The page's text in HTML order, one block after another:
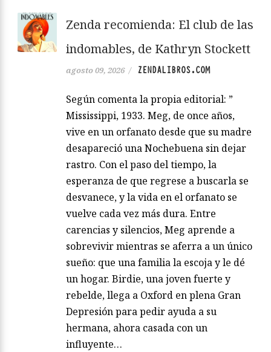
Zenda recomienda: El club de las
indomables, de Kathryn Stockett
agosto 09, 2026 / ZENDALIBROS.COM
Según comenta la propia editorial: ”
Mississippi, 1933. Meg, de once años,
vive en un orfanato desde que su madre
desapareció una Nochebuena sin dejar
rastro. Con el paso del tiempo, la
esperanza de que regrese a buscarla se
desvanece, y la vida en el orfanato se
vuelve cada vez más dura. Entre
carencias y silencios, Meg aprende a
sobrevivir mientras se aferra a un único
sueño: que una familia la escoja y le dé
un hogar. Birdie, una joven fuerte y
rebelde, llega a Oxford en plena Gran
Depresión para pedir ayuda a su
hermana, ahora casada con un
influyente…